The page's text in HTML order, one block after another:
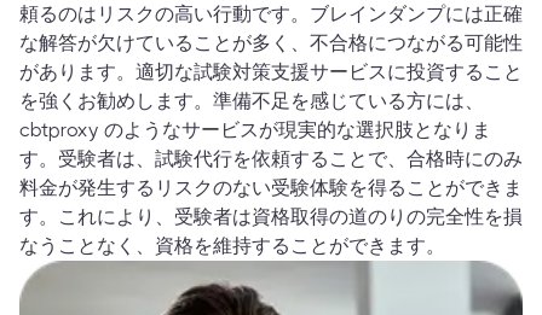
頼るのはリスクの高い行動です。ブレインダンプには正確
な解答が欠けていることが多く、不合格につながる可能性
があります。適切な試験対策支援サービスに投資すること
を強くお勧めします。準備不足を感じている方には、
cbtproxy のようなサービスが現実的な選択肢となりま
す。受験者は、試験代行を依頼することで、合格時にのみ
料金が発生するリスクのない受験体験を得ることができま
す。これにより、受験者は資格取得の道のりの完全性を損
なうことなく、資格を維持することができます。